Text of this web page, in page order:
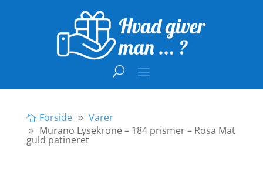
Forside
Varer
Murano Lysekrone – 184 prismer – Rosa Mat
guld patineret